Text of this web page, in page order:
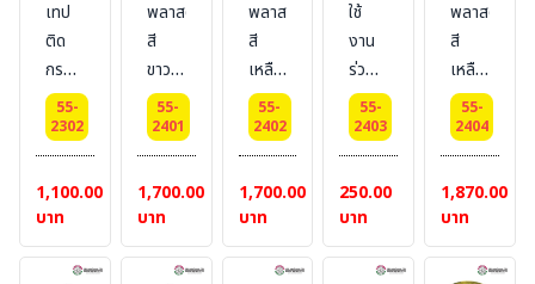
เทป
ติด
กรวย
ยืดหด
ได้ สี
เหลือง-
ดำ
แบบ
ยืด-
หดได้
55-
2302
1,100.00
บาท
พลาสติก
สี
ขาว-
แดง
ยาว
25
m
size :
8 mil
55-
2401
1,700.00
บาท
พลาสติก
สี
เหลือง-
ดำ
ยาว
25
m
size :
8 mil
55-
2402
1,700.00
บาท
ใช้
งาน
ร่วม
กับ
SAFETY
CHAIN
55-
2403
250.00
บาท
พลาสติก
สี
เหลือง
ยาว
25
m
55-
2404
1,870.00
บาท